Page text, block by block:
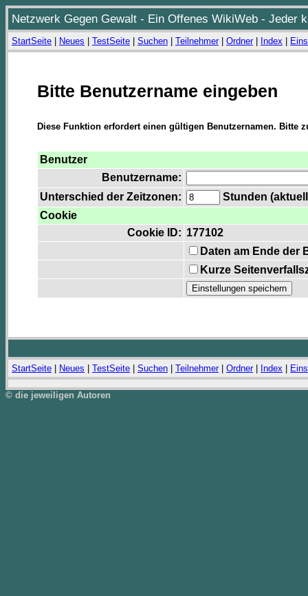
Netzwerk Gegen Gewalt - Ein Offenes WikiWeb - Jeder
StartSeite Neues TestSeite Suchen Teilnehmer| Ordner| Index
Bitte Benutzername eingeben
Diese Funktion erfordert einen gültigen Benutzernamen. Bitte
Benutzer
Benutzername:
Unterschied der Zeitzonen:
Stunden
Cookie
Cookie ID: 177102
Daten am Ende der
Kurze
StartSeite Neues TestSeite Suchen Teilnehmer| Ordner| Index
© die jeweiligen Autoren